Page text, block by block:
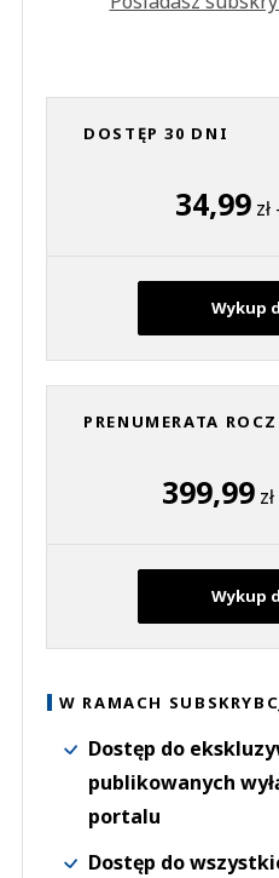
DOSTĘP 30 DNI
34,99
Wykup
PRENUMERATA
399,99
Wykup
W RAMACH
Dostęp do
publikowanych
portalu
Dostęp do